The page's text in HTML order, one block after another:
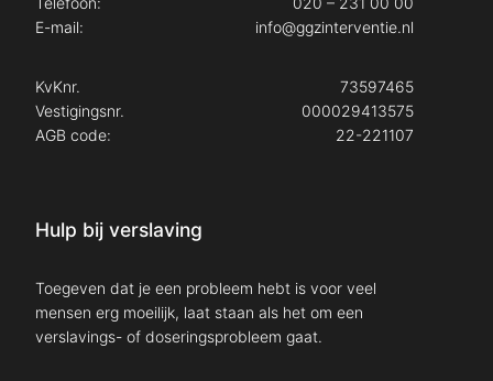
E-mail:
info@ggzinterventie.nl
KvKnr.
73597465
Vestigingsnr.
000029413575
AGB code:
22-221107
Hulp bij verslaving
Toegeven dat je een probleem hebt is voor veel
mensen erg moeilijk, laat staan als het om een
verslavings- of doseringsprobleem gaat.